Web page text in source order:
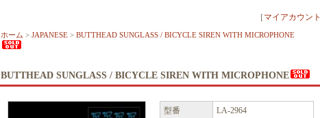
［ マイアカウント
ホーム > JAPANESE > BUTTHEAD SUNGLASS / BICYCLE SIREN WITH MICROPHONE
BUTTHEAD SUNGLASS / BICYCLE SIREN WITH MICROPHONE
型番
LA-2964